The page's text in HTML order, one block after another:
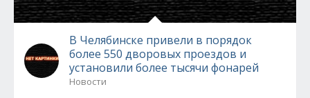
В Челябинске привели в порядок
более 550 дворовых проездов и
установили более тысячи фонарей
Новости